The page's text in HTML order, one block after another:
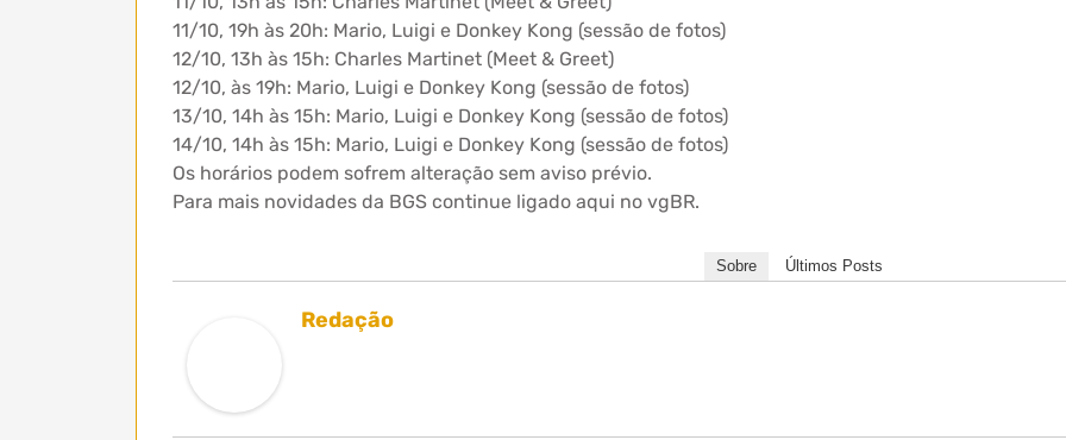
11/10, 19h às 20h: Mario, Luigi e Donkey Kong (sessão de fotos)
12/10, 13h às 15h: Charles Martinet (Meet & Greet)
12/10, às 19h: Mario, Luigi e Donkey Kong (sessão de fotos)
13/10, 14h às 15h: Mario, Luigi e Donkey Kong (sessão de fotos)
14/10, 14h às 15h: Mario, Luigi e Donkey Kong (sessão de fotos)
Os horários podem sofrem alteração sem aviso prévio.
Para mais novidades da BGS continue ligado aqui no vgBR.
Sobre Últimos Posts
Redação